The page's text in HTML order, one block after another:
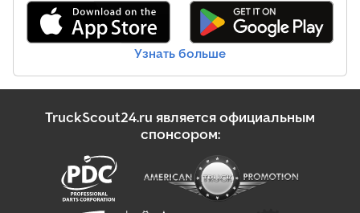
Узнать больше
TruckScout24.ru является официальным
спонсором: